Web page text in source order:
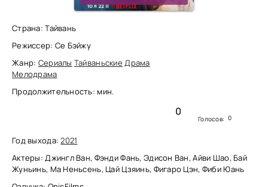
Страна: Тайвань
Режиссер: Се Бэйжу
Жанр: Сериалы Тайваньские Драма
Мелодрама
Продолжительность: мин.
0
Голосов: 0
Год выхода:2021
Актеры: Джингл Ван, Фэнди Фань, Эдисон Ван, Айви Шао, Бай
Жуньинь, Ма Неньсень, Цай Цзяинь, Фигаро Цэн, Фиби Юань